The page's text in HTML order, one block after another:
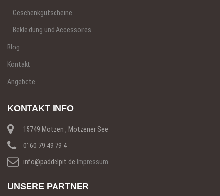
Geschenkgutscheine
Bekleidung und Accessoires
Blog
Kontakt
Angebote
KONTAKT INFO
15749 Motzen , Motzener See
0160 79 49 79 4
info@paddelpit.de Impressum
UNSERE PARTNER